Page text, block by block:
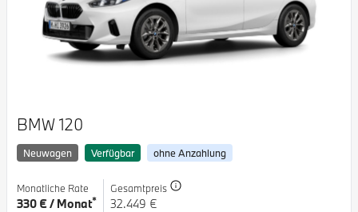
BMW 120
Neuwagen Verfügbar ohne Anzahlung
Monatliche Rate
330 € / Monat*
Gesamtpreis
32.449 €